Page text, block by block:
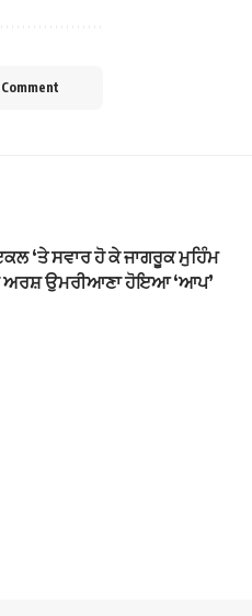
‘ਤੇ ਸਵਾਰ ਹੋ ਕੇ ਜਾਗਰੂਕ ਮੁਹਿੰਮ
ਅਰਸ਼ ਉਮਰੀਆਣਾ ਹੋਇਆ ‘ਆਪ’